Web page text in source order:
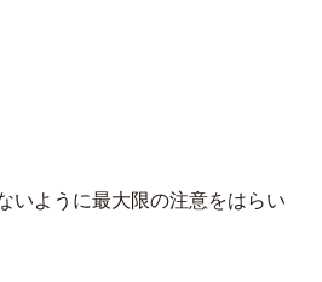
いように最大限の注意をはらい